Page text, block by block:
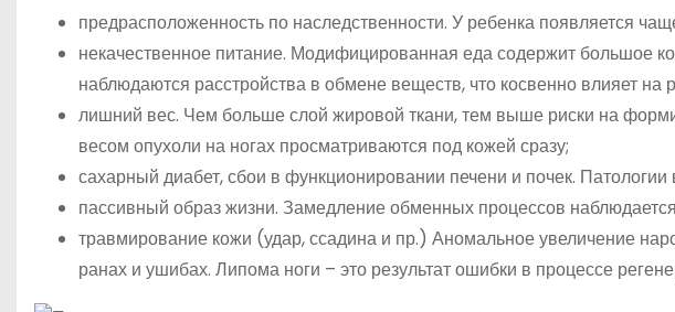
предрасположенность по наследственности. У ребенка появляется
некачественное питание. Модифицированная еда содержит большое
наблюдаются расстройства в обмене веществ, что косвенно влияет на
лишний вес. Чем больше слой жировой ткани, тем выше риски на
весом опухоли на ногах просматриваются под кожей сразу;
сахарный диабет, сбои в функционировании печени и почек.
пассивный образ жизни. Замедление обменных процессов
травмирование кожи (удар, ссадина и пр.) Аномальное увеличение
ранах и ушибах. Липома ноги – это результат ошибки в процессе